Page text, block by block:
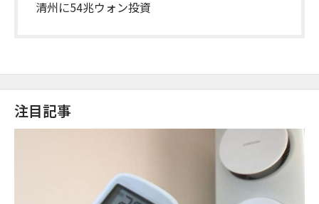
清州に54兆ウォン投資
注目記事